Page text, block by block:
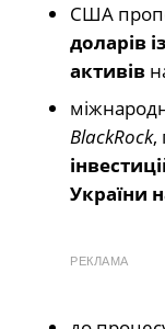
США
доларів
активів
BlackRock,
України
РЕКЛАМА